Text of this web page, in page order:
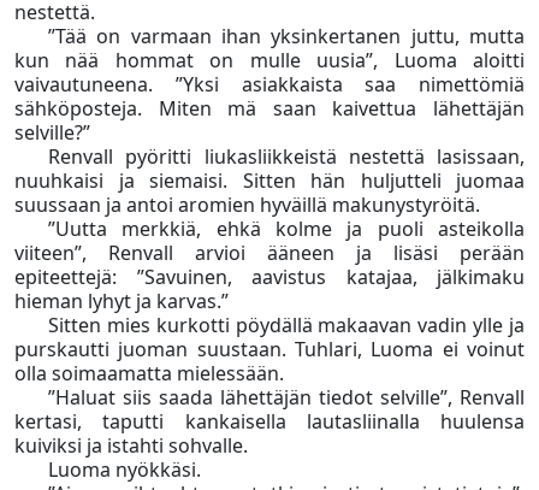
nestettä.
”Tää on varmaan ihan yksinkertanen juttu, mutta
kun nää hommat on mulle uusia”, Luoma aloitti
vaivautuneena. ”Yksi asiakkaista saa nimettömiä
sähköposteja. Miten mä saan kaivettua lähettäjän
selville?”
Renvall pyöritti liukasliikkeistä nestettä lasissaan,
nuuhkaisi ja siemaisi. Sitten hän huljutteli juomaa
suussaan ja antoi aromien hyväillä makunystyröitä.
”Uutta merkkiä, ehkä kolme ja puoli asteikolla
viiteen”, Renvall arvioi ääneen ja lisäsi perään
epiteettejä: ”Savuinen, aavistus katajaa, jälkimaku
hieman lyhyt ja karvas.”
Sitten mies kurkotti pöydällä makaavan vadin ylle ja
purskautti juoman suustaan. Tuhlari, Luoma ei voinut
olla soimaamatta mielessään.
”Haluat siis saada lähettäjän tiedot selville”, Renvall
kertasi, taputti kankaisella lautasliinalla huulensa
kuiviksi ja istahti sohvalle.
Luoma nyökkäsi.